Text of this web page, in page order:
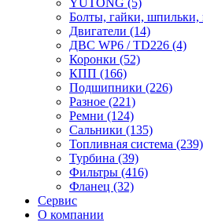
YUTONG (5)
Болты, гайки,
Двигатели (14)
ДВС WP6 / TD226 (4)
Коронки (52)
КПП (166)
Подшипники (226)
Разное (221)
Ремни (124)
Сальники (135)
Топливная система (239)
Турбина (39)
Фильтры (416)
Фланец (32)
Сервис
О компании